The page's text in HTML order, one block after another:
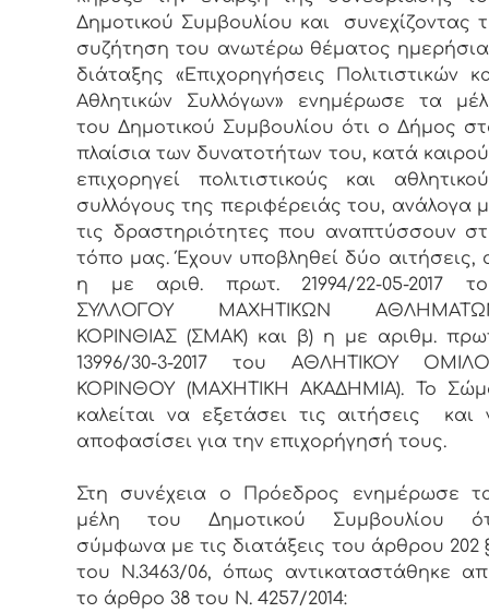
Δημοτικού Συμβουλίου και συνεχίζοντας
συζήτηση του ανωτέρω θέματος
διάταξης «Επιχορηγήσεις Πολιτιστικών
Αθλητικών Συλλόγων» ενημέρωσε τα
του Δημοτικού Συμβουλίου ότι ο Δήμος
πλαίσια των δυνατοτήτων του, κατά
επιχορηγεί πολιτιστικούς και
συλλόγους της περιφέρειάς του, ανάλογα
τις δραστηριότητες που αναπτύσσουν
τόπο μας. Έχουν υποβληθεί δύο αιτήσεις,
η με αριθ. πρωτ. 21994/22-05-2017
ΣΥΛΛΟΓΟΥ ΜΑΧΗΤΙΚΩΝ
ΚΟΡΙΝΘΙΑΣ (ΣΜΑΚ) και β) η με αριθμ.
13996/30-3-2017 του ΑΘΛΗΤΙΚΟΥ
ΚΟΡΙΝΘΟΥ (ΜΑΧΗΤΙΚΗ ΑΚΑΔΗΜΙΑ). Το
καλείται να εξετάσει τις αιτήσεις και
αποφασίσει για την επιχορήγησή τους.
Στη συνέχεια ο Πρόεδρος ενημέρωσε
μέλη του Δημοτικού Συμβουλίου
σύμφωνα με τις διατάξεις του άρθρου 202
του Ν.3463/06, όπως αντικαταστάθηκε
το άρθρο 38 του Ν. 4257/2014: